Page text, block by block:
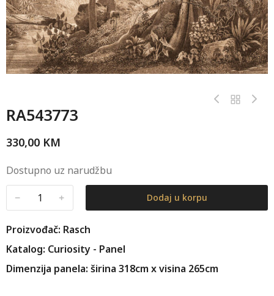
RA543773
330,00 KM
Dostupno uz narudžbu
﹣ ﹢ Dodaj u korpu
Proizvođač: Rasch
Katalog: Curiosity - Panel
Dimenzija panela: širina 318cm x visina 265cm